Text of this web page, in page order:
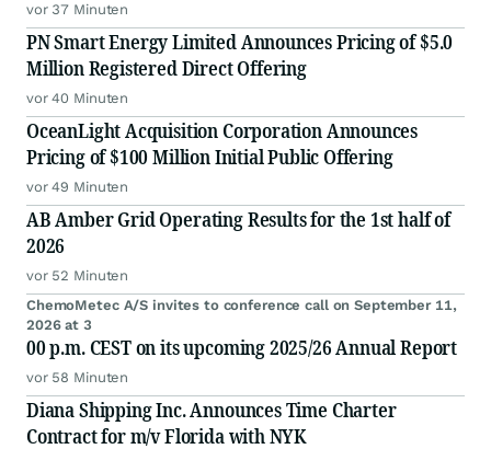
vor 37 Minuten
PN Smart Energy Limited Announces Pricing of $5.0
Million Registered Direct Offering
vor 40 Minuten
OceanLight Acquisition Corporation Announces
Pricing of $100 Million Initial Public Offering
vor 49 Minuten
AB Amber Grid Operating Results for the 1st half of
2026
vor 52 Minuten
ChemoMetec A/S invites to conference call on September 11,
2026 at 3
00 p.m. CEST on its upcoming 2025/26 Annual Report
vor 58 Minuten
Diana Shipping Inc. Announces Time Charter
Contract for m/v Florida with NYK